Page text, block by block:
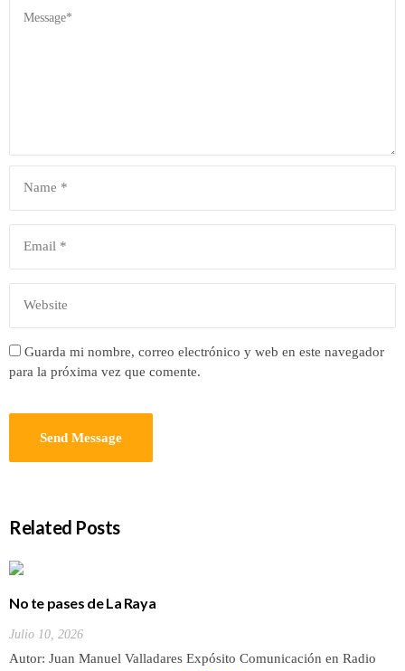
Guarda mi nombre, correo electrónico y web en este navegador
para la próxima vez que comente.
Related Posts
No te pases de La Raya
Julio 10, 2026
Autor: Juan Manuel Valladares Expósito Comunicación en Radio